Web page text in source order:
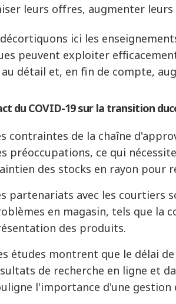
leurs offres, augmenter
ici les
peuvent exploiter
détail et, en fin de compte,
du COVID-19 sur latransition du
contraintes de la chaîne
préoccupations, ce qui
des stocks en rayon pour
partenariats avec les courtiers
en magasin, tels que la
des produits.
études montrent que le délai
de recherche en ligne et
l'importance d'une gestion